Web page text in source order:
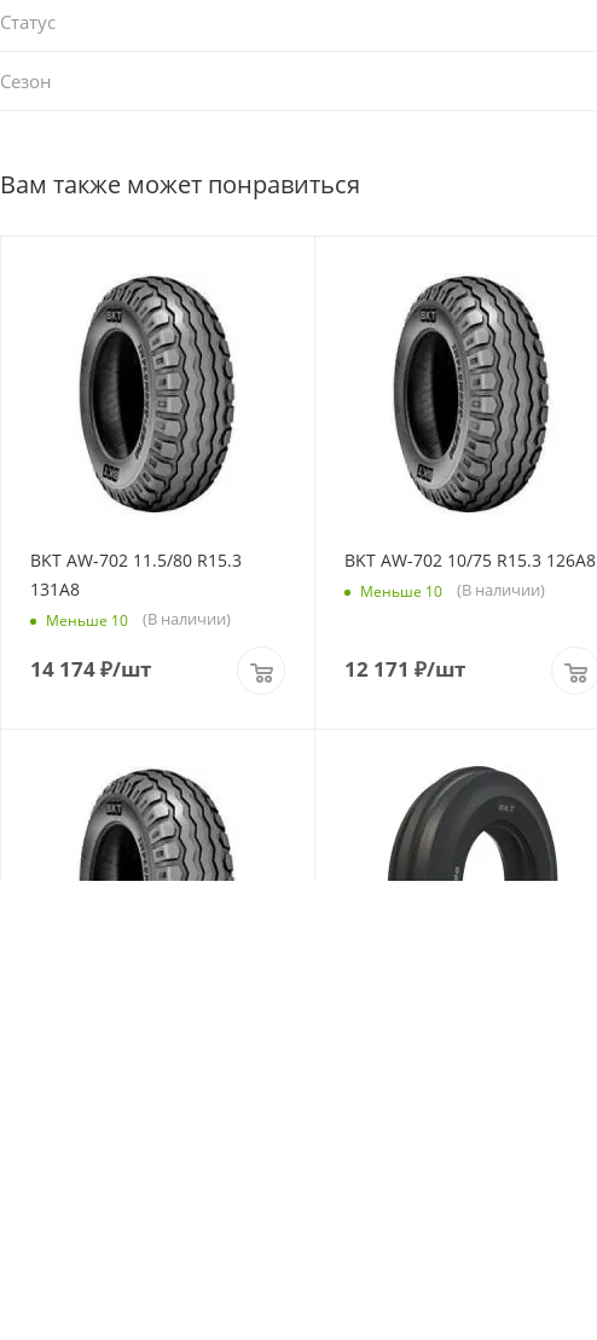
Статус
Сезон
Вам также может понравиться
BKT AW-702 11.5/80 R15.3
131A8
Меньше 10 (В наличии)
14 174₽/шт
BKT AW-702 10/75 R15.3 126A8
Меньше 10 (В наличии)
12 171 ₽/шт